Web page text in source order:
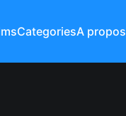
CategoriesA propos